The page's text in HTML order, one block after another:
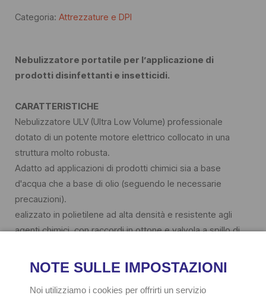
Categoria: Attrezzature e DPI
Nebulizzatore portatile per l’applicazione di
prodotti disinfettanti e insetticidi.
CARATTERISTICHE
Nebulizzatore ULV (Ultra Low Volume) professionale
dotato di un potente motore elettrico collocato in una
struttura molto robusta.
Adatto ad applicazioni di prodotti chimici sia a base
d'acqua che a base di olio (seguendo le necessarie
precauzioni).
ealizzato in polietilene ad alta densità e resistente agli
agenti chimici, con raccordi in ottone e valvola a spillo di
DATI TECNICI
Potenza: 1330 W